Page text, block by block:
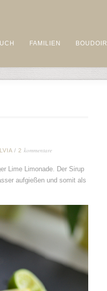
FAMILIEN BOUDOIR
/ 2 kommentare
Lime Limonade. Der Sirup
aufgießen und somit als